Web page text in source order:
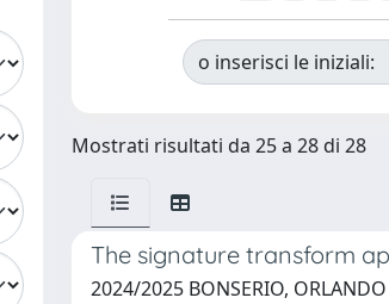
o inserisci le iniziali:
Mostrati risultati da 25 a 28 di 28
The signature transform
2024/2025 BONSERIO, ORLANDO